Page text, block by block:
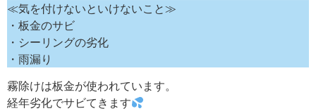
≪気を付けないといけないこと≫
・板金のサビ
・シーリングの劣化
・雨漏り
霧除けは板金が使われています。
経年劣化でサビてきます